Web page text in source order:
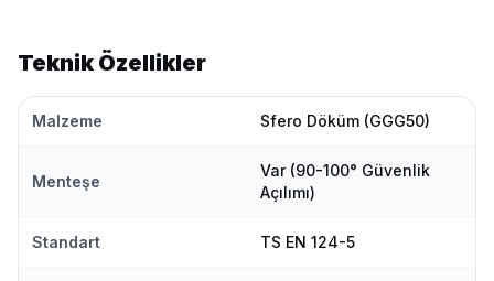
Teknik Özellikler
Malzeme Sfero Döküm (GGG50)
Menteşe
Var (90-100° Güvenlik
Açılımı)
Standart TS EN 124-5